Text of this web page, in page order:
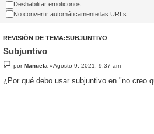
Deshabilitar emoticonos
No convertir automáticamente las URLs
REVISIÓN DE TEMA:SUBJUNTIVO
Subjuntivo
porManuela »Agosto 9, 2021, 9:37 am
¿Por qué debo usar subjuntivo en "no creo